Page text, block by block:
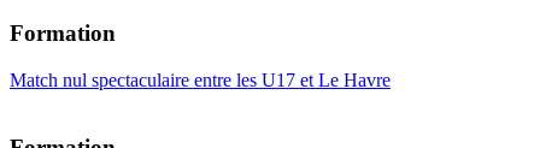
Formation
Match nul spectaculaire entre les U17 et Le Havre